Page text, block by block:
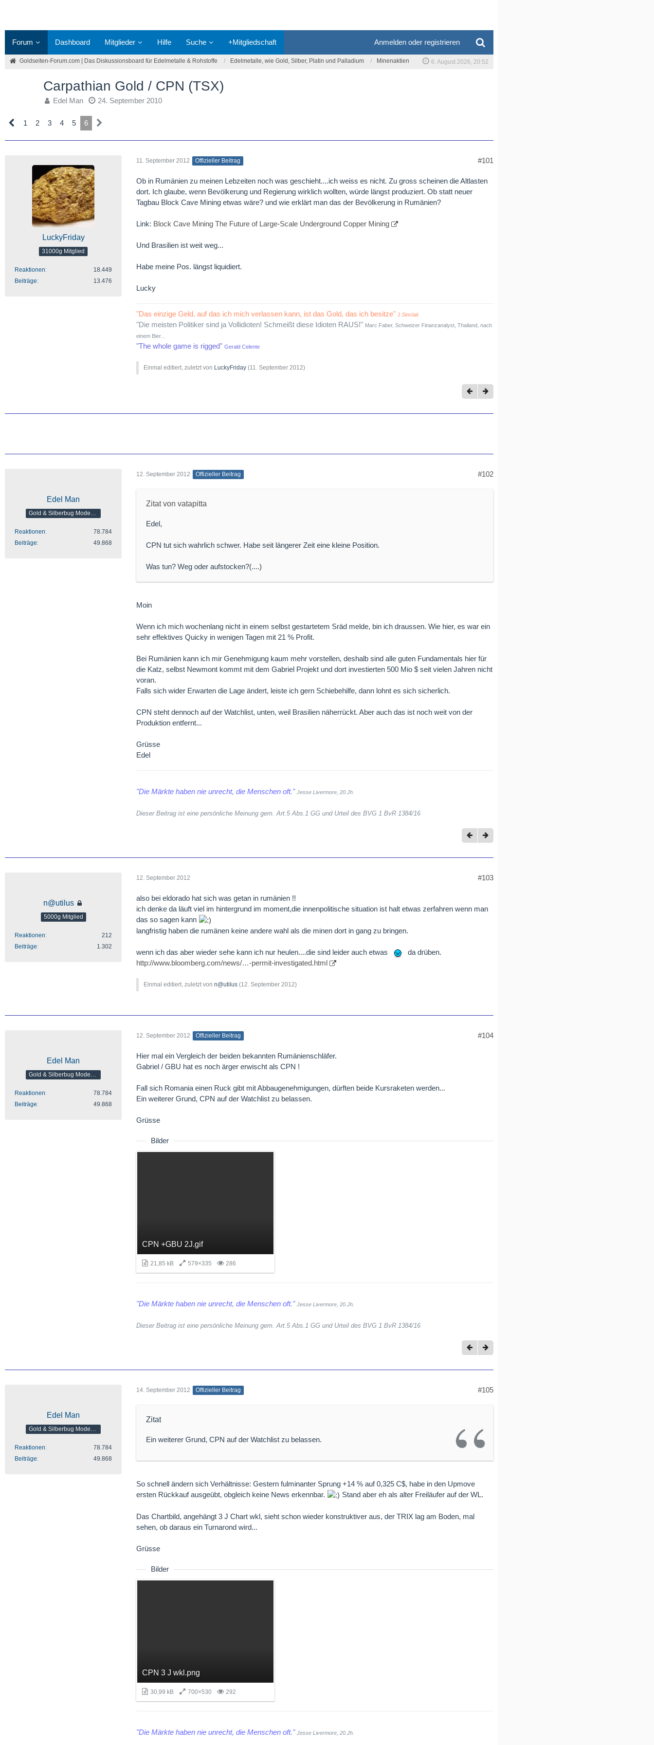
Forum Dashboard Mitglieder Hilfe Suche +Mitgliedschaft Anmelden oder registrieren
Goldseiten-Forum.com | Das Diskussionsboard für Edelmetalle & Rohstoffe Edelmetalle, wie Gold, Silber, Platin und Palladium Minenaktien 6. August 2026, 20:52
Carpathian Gold / CPN (TSX)
Edel Man 24. September 2010
1 2 3 4 5 6
LuckyFriday
31000g Mitglied
Reaktionen
18.449
Beiträge
13.476
11. September 2012 Offizieller Beitrag #101
Ob in Rumänien zu meinen Lebzeiten noch was geschieht....ich weiss es nicht. Zu gross scheinen die Altlasten
dort. Ich glaube, wenn Bevölkerung und Regierung wirklich wollten, würde längst produziert. Ob statt neuer
Tagbau Block Cave Mining etwas wäre? und wie erklärt man das der Bevölkerung in Rumänien?
Link: Block Cave Mining The Future of Large-Scale Underground Copper Mining
Und Brasilien ist weit weg...
Habe meine Pos. längst liquidiert.
Lucky
"Das einzige Geld, auf das ich mich verlassen kann, ist das Gold, das ich besitze" J.Sinclair
"Die meisten Politiker sind ja Vollidioten! Schmeißt diese Idioten RAUS!" Marc Faber, Schweizer Finanzanalyst, Thailand, nach
einem Bier...
"The whole game is rigged" Gerald Celente
Einmal editiert, zuletzt von LuckyFriday (11. September 2012)
Edel Man
Reaktionen
78.784
Beiträge
49.868
12. September 2012 Offizieller Beitrag #102
Zitat von vatapitta
Edel,
CPN tut sich wahrlich schwer. Habe seit längerer Zeit eine kleine Position.
Was tun? Weg oder aufstocken?(....)
Moin
Wenn ich mich wochenlang nicht in einem selbst gestartetem Sräd melde, bin ich draussen. Wie hier, es war ein
sehr effektives Quicky in wenigen Tagen mit 21 % Profit.
Bei Rumänien kann ich mir Genehmigung kaum mehr vorstellen, deshalb sind alle guten Fundamentals hier für
die Katz, selbst Newmont kommt mit dem Gabriel Projekt und dort investierten 500 Mio $ seit vielen Jahren nicht
voran.
Falls sich wider Erwarten die Lage ändert, leiste ich gern Schiebehilfe, dann lohnt es sich sicherlich.
CPN steht dennoch auf der Watchlist, unten, weil Brasilien näherrückt. Aber auch das ist noch weit von der
Produktion entfernt...
Grüsse
Edel
"Die Märkte haben nie unrecht, die Menschen oft." Jesse Livermore, 20.Jh.
Dieser Beitrag ist eine persönliche Meinung gem. Art.5 Abs.1 GG und Urteil des BVG 1 BvR 1384/16
n@utilus
5000g Mitglied
Reaktionen
212
Beiträge
1.302
12. September 2012 #103
also bei eldorado hat sich was getan in rumänien !!
ich denke da läuft viel im hintergrund im moment,die innenpolitische situation ist halt etwas zerfahren wenn man
das so sagen kann
langfristig haben die rumänen keine andere wahl als die minen dort in gang zu bringen.
wenn ich das aber wieder sehe kann ich nur heulen....die sind leider auch etwas
da drüben.
http://www.bloomberg.com/news/…-permit-investigated.html
Einmal editiert, zuletzt von n@utilus (12. September 2012)
Edel Man
Reaktionen
78.784
Beiträge
49.868
12. September 2012 Offizieller Beitrag #104
Hier mal ein Vergleich der beiden bekannten Rumänienschläfer.
Gabriel / GBU hat es noch ärger erwischt als CPN !
Fall sich Romania einen Ruck gibt mit Abbaugenehmigungen, dürften beide Kursraketen werden...
Ein weiterer Grund, CPN auf der Watchlist zu belassen.
Grüsse
Bilder
CPN +GBU 2J.gif
21,85 kB 579×335 286
"Die Märkte haben nie unrecht, die Menschen oft." Jesse Livermore, 20.Jh.
Dieser Beitrag ist eine persönliche Meinung gem. Art.5 Abs.1 GG und Urteil des BVG 1 BvR 1384/16
Edel Man
Reaktionen
78.784
Beiträge
49.868
14. September 2012 Offizieller Beitrag #105
Zitat
Ein weiterer Grund, CPN auf der Watchlist zu belassen.
So schnell ändern sich Verhältnisse: Gestern fulminanter Sprung +14 % auf 0,325 C$, habe in den Upmove
ersten Rückkauf ausgeübt, obgleich keine News erkennbar.
Stand aber eh als alter Freiläufer auf der WL.
Das Chartbild, angehängt 3 J Chart wkl, sieht schon wieder konstruktiver aus, der TRIX lag am Boden, mal
sehen, ob daraus ein Turnarond wird...
Grüsse
Bilder
CPN 3 J wkl.png
30,99 kB 700×530 292
"Die Märkte haben nie unrecht, die Menschen oft." Jesse Livermore, 20.Jh.